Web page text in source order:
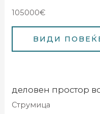
105000€
деловен простор
Струмица